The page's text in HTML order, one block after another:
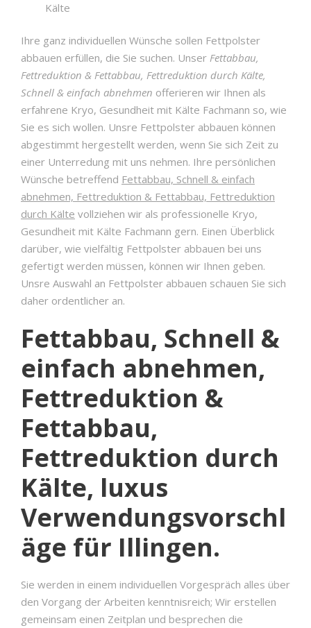
Kälte
Ihre ganz individuellen Wünsche sollen Fettpolster
abbauen erfüllen, die Sie suchen. Unser Fettabbau,
Fettreduktion & Fettabbau, Fettreduktion durch Kälte,
Schnell & einfach abnehmen offerieren wir Ihnen als
erfahrene Kryo, Gesundheit mit Kälte Fachmann so, wie
Sie es sich wollen. Unsre Fettpolster abbauen können
abgestimmt hergestellt werden, wenn Sie sich Zeit zu
einer Unterredung mit uns nehmen. Ihre persönlichen
Wünsche betreffend Fettabbau, Schnell & einfach
abnehmen, Fettreduktion & Fettabbau, Fettreduktion
durch Kälte vollziehen wir als professionelle Kryo,
Gesundheit mit Kälte Fachmann gern. Einen Überblick
darüber, wie vielfältig Fettpolster abbauen bei uns
gefertigt werden müssen, können wir Ihnen geben.
Unsre Auswahl an Fettpolster abbauen schauen Sie sich
daher ordentlicher an.
Fettabbau, Schnell &
einfach abnehmen,
Fettreduktion &
Fettabbau,
Fettreduktion durch
Kälte, luxus
Verwendungsvorschl
äge für Illingen.
Sie werden in einem individuellen Vorgespräch alles über
den Vorgang der Arbeiten kenntnisreich; Wir erstellen
gemeinsam einen Zeitplan und besprechen die